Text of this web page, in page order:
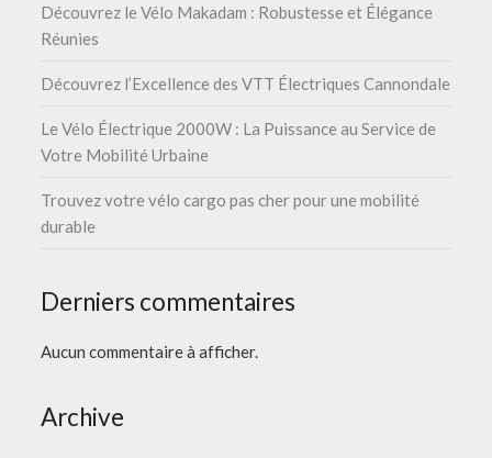
Découvrez le Vélo Makadam : Robustesse et Élégance
Réunies
Découvrez l’Excellence des VTT Électriques Cannondale
Le Vélo Électrique 2000W : La Puissance au Service de
Votre Mobilité Urbaine
Trouvez votre vélo cargo pas cher pour une mobilité
durable
Derniers commentaires
Aucun commentaire à afficher.
Archive